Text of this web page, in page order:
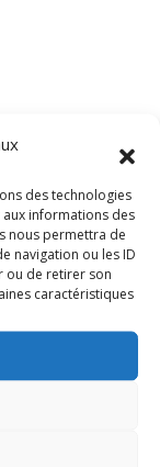
des technologies
informations des
nous permettra de
navigation ou les ID
ou de retirer son
caractéristiques